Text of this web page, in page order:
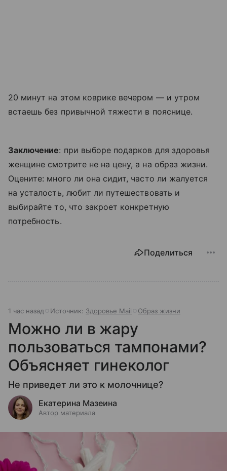
20 минут на этом коврике вечером — и утром
встаешь без привычной тяжести в пояснице.
Заключение: при выборе подарков для здоровья
женщине смотрите не на цену, а на образ жизни.
Оцените: много ли она сидит, часто ли жалуется
на усталость, любит ли путешествовать и
выбирайте то, что закроет конкретную
потребность.
Поделиться
1 час назад Источник: Здоровье Mail Образ жизни
Можно ли в жару
пользоваться тампонами?
Объясняет гинеколог
Не приведет ли это к молочнице?
Екатерина Мазеина
Автор материала